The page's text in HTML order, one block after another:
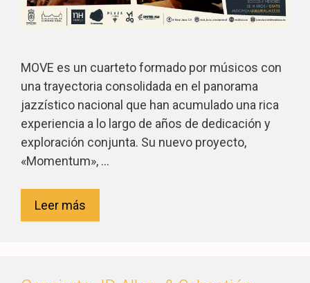
MOVE es un cuarteto formado por músicos con
una trayectoria consolidada en el panorama
jazzístico nacional que han acumulado una rica
experiencia a lo largo de años de dedicación y
exploración conjunta. Su nuevo proyecto,
«Momentum», …
Leer más